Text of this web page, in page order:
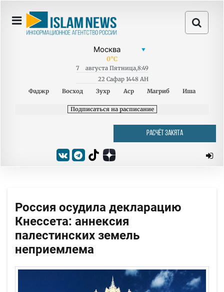
0°C
7 августа Пятница,8:49
22 Сафар 1448 AH
Фаджр
Восход Зухр Аср Магриб Иша
Подписаться на расписание
РАСЧЁТ ЗАКЯТА
Россия осудила декларацию
Кнессета: аннексия
палестинских земель
неприемлема